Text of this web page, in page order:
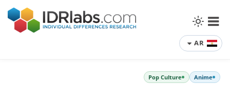
AR
Anime
Pop Culture